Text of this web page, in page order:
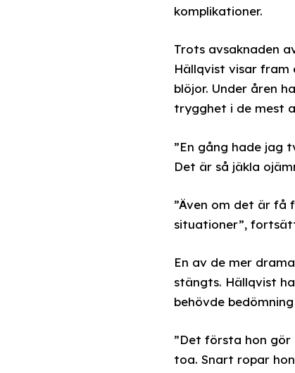
komplikationer.
Trots avsaknaden
Hällqvist visar fram
blöjor. Under åren
trygghet i de mest
”En gång hade jag
Det är så jäkla
”Även om det är få
situationer”,
En av de mer
stängts. Hällqvist
behövde
”Det första hon gör
toa. Snart ropar